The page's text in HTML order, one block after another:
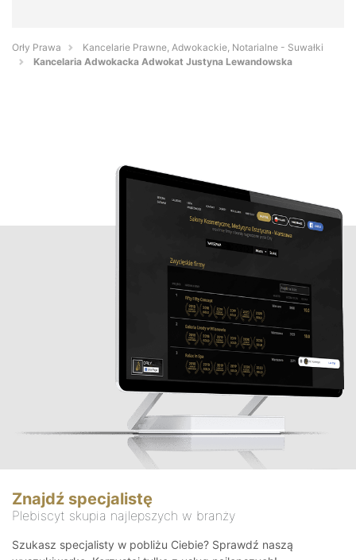
Orły Prawa
Kancelarie Prawne, Adwokackie, Notarialne - Suwałki
Kancelaria Adwokacka Adwokat Justyna Lewandowska
Znajdź specjalistę
Plebiscyt skupia najlepszych w branży
Szukasz specjalisty w pobliżu Ciebie? Sprawdź naszą